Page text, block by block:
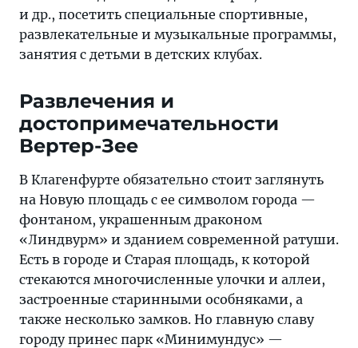
и др., посетить специальные спортивные,
развлекательные и музыкальные программы,
занятия с детьми в детских клубах.
Развлечения и
достопримечательности
Вертер-Зее
В Клагенфурте обязательно стоит заглянуть
на Новую площадь с ее символом города —
фонтаном, украшенным драконом
«Линдвурм» и зданием современной ратуши.
Есть в городе и Старая площадь, к которой
стекаются многочисленные улочки и аллеи,
застроенные старинными особняками, а
также несколько замков. Но главную славу
городу принес парк «Минимундус» —